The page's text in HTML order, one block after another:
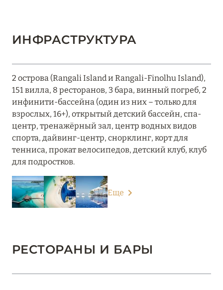
ИНФРАСТРУКТУРА
2 острова (Rangali Island и Rangali-Finolhu Island),
151 вилла, 8 ресторанов, 3 бара, винный погреб, 2
инфинити-бассейна (один из них – только для
взрослых, 16+), открытый детский бассейн, спа-
центр, тренажёрный зал, центр водных видов
спорта, дайвинг-центр, снорклинг, корт для
тенниса, прокат велосипедов, детский клуб, клуб
для подростков.
Еще
РЕСТОРАНЫ И БАРЫ